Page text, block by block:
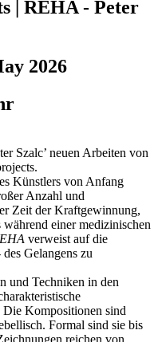
| REHA - Peter
2026
Szalc’ neuen Arbeiten von
Künstlers von Anfang
Anzahl und
Zeit der Kraftgewinnung,
einer medizinischen
verweist auf die
Gelangens zu
und Techniken in den
Kompositionen sind
Formal sind sie bis
reichen von